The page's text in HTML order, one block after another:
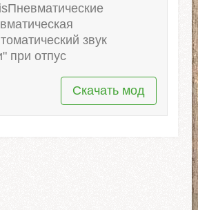
звук
при отпус
Скачать мод